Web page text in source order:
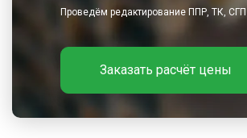
Проведём редактирование ППР, ТК, СГП
Заказать расчёт цены